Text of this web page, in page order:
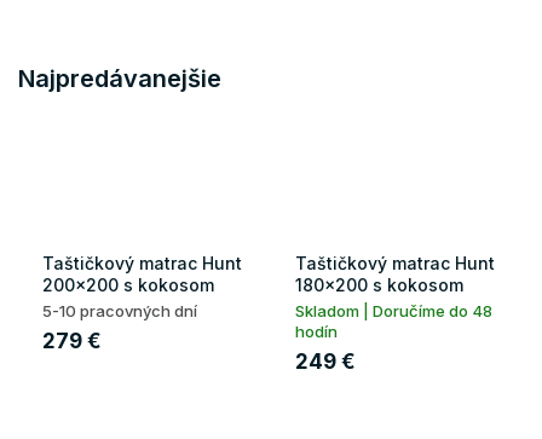
Najpredávanejšie
Taštičkový matrac Hunt
200x200 s kokosom
5-10 pracovných dní
279 €
Taštičkový matrac Hunt
180x200 s kokosom
Skladom | Doručíme do 48
hodín
249 €